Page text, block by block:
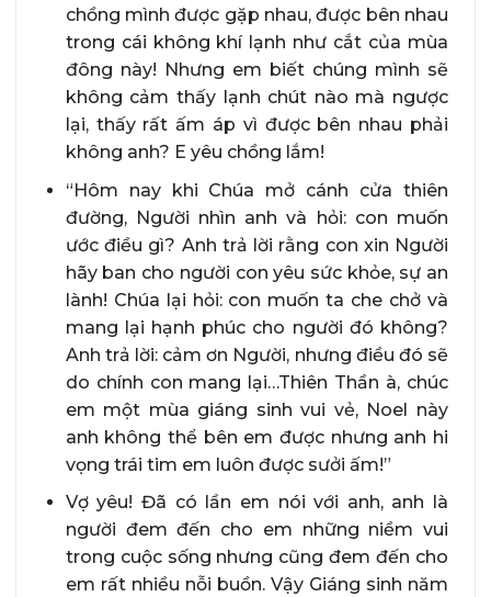
chồng mình được gặp nhau, được bên nhau
trong cái không khí lạnh như cắt của mùa
đông này! Nhưng em biết chúng mình sẽ
không cảm thấy lạnh chút nào mà ngược
lại, thấy rất ấm áp vì được bên nhau phải
không anh? E yêu chồng lắm!
“Hôm nay khi Chúa mở cánh cửa thiên
đường, Người nhìn anh và hỏi: con muốn
ước điều gì? Anh trả lời rằng con xin Người
hãy ban cho người con yêu sức khỏe, sự an
lành! Chúa lại hỏi: con muốn ta che chở và
mang lại hạnh phúc cho người đó không?
Anh trả lời: cảm ơn Người, nhưng điều đó sẽ
do chính con mang lại…Thiên Thần à, chúc
em một mùa giáng sinh vui vẻ, Noel này
anh không thể bên em được nhưng anh hi
vọng trái tim em luôn được sưởi ấm!”
Vợ yêu! Đã có lần em nói với anh, anh là
người đem đến cho em những niềm vui
trong cuộc sống nhưng cũng đem đến cho
em rất nhiều nỗi buồn. Vậy Giáng sinh năm